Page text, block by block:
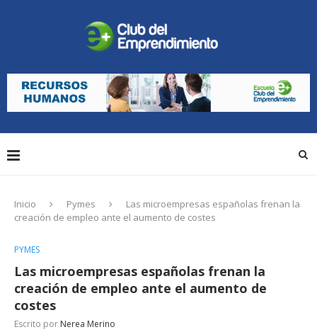
Inicio Pymes
Las microempresas españolas frenan la
creación de empleo ante el aumento de costes
PYMES
Las microempresas españolas frenan la
creación de empleo ante el aumento de
costes
Escrito por Nerea Merino